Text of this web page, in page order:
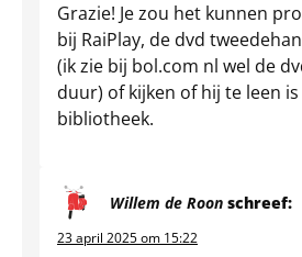
Grazie! Je zou het kunnen
bij RaiPlay, de dvd
(ik zie bij bol.com nl wel de
duur) of kijken of hij te leen
bibliotheek.
Willem de Roon schreef:
23 april 2025 om 15:22